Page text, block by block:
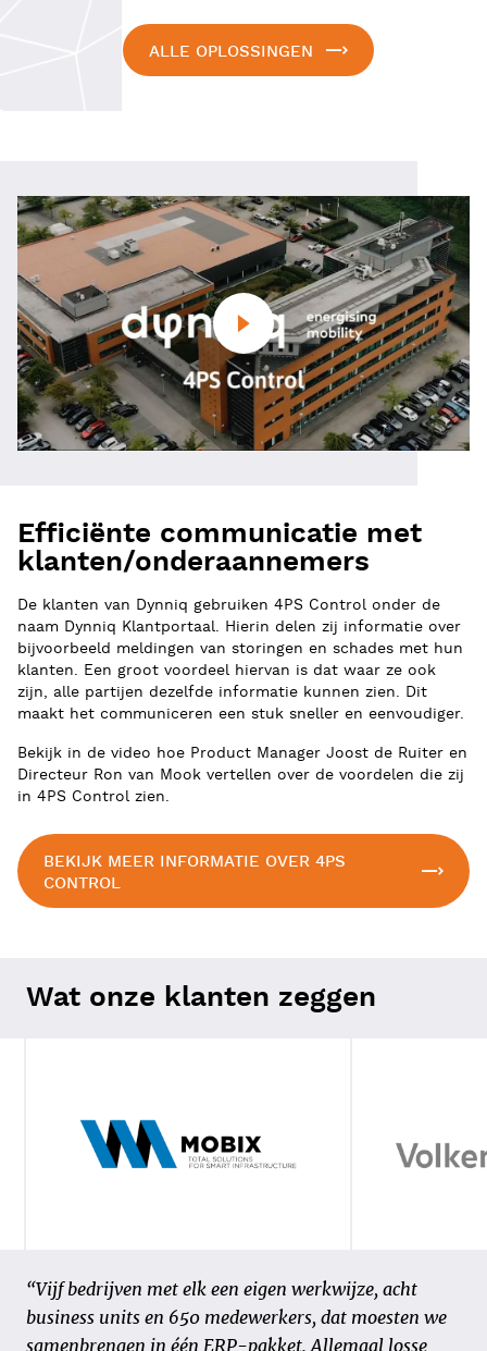
ALLE OPLOSSINGEN
Efficiënte communicatie met
klanten/onderaannemers
De klanten van Dynniq gebruiken 4PS Control onder de
naam Dynniq Klantportaal. Hierin delen zij informatie over
bijvoorbeeld meldingen van storingen en schades met hun
klanten. Een groot voordeel hiervan is dat waar ze ook
zijn, alle partijen dezelfde informatie kunnen zien. Dit
maakt het communiceren een stuk sneller en eenvoudiger.
Bekijk in de video hoe Product Manager Joost de Ruiter en
Directeur Ron van Mook vertellen over de voordelen die zij
in 4PS Control zien.
BEKIJK MEER INFORMATIE OVER 4PS
CONTROL
Wat onze klanten zeggen
"Ik kende 4PS nog van een selectietraject in 2003
toen een van Struktons toenmalige
werkmaatschappijen koos voor 4PS Construct. Ik
“Vijf bedrijven met elk een eigen werkwijze, acht
business units en 650 medewerkers, dat moesten we
samenbrengen in één ERP-pakket. Allemaal losse